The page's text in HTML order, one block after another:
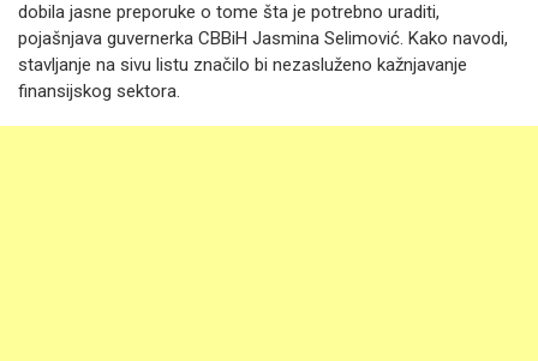
dobila jasne preporuke o tome šta je potrebno uraditi,
pojašnjava guvernerka CBBiH Jasmina Selimović. Kako navodi,
stavljanje na sivu listu značilo bi nezasluženo kažnjavanje
finansijskog sektora.